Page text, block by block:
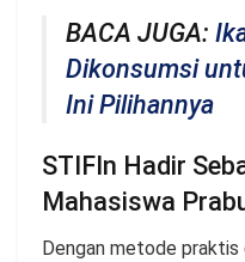
BACA JUGA:
Dikonsumsi
Ini Pilihannya
STIFIn Hadir
Mahasiswa
Dengan metode praktis